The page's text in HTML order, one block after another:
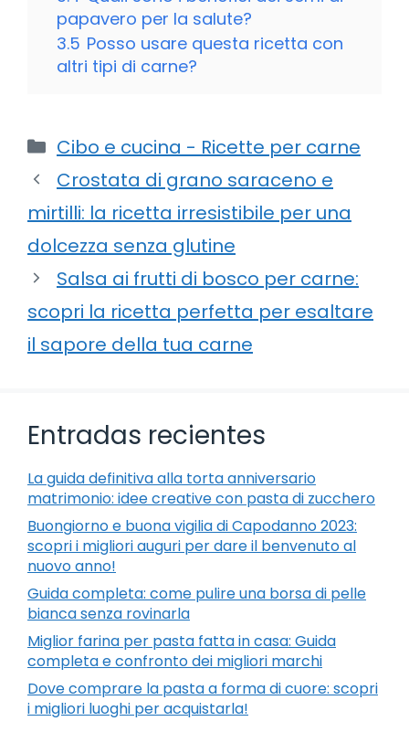
papavero per la salute?
3.5 Posso usare questa ricetta con
altri tipi di carne?
Categorie
Cibo e cucina - Ricette per carne
Crostata di grano saraceno e
mirtilli: la ricetta irresistibile per una
dolcezza senza glutine
Salsa ai frutti di bosco per carne:
scopri la ricetta perfetta per esaltare
il sapore della tua carne
Entradas recientes
La guida definitiva alla torta anniversario
matrimonio: idee creative con pasta di zucchero
Buongiorno e buona vigilia di Capodanno 2023:
scopri i migliori auguri per dare il benvenuto al
nuovo anno!
Guida completa: come pulire una borsa di pelle
bianca senza rovinarla
Miglior farina per pasta fatta in casa: Guida
completa e confronto dei migliori marchi
Dove comprare la pasta a forma di cuore: scopri
i migliori luoghi per acquistarla!